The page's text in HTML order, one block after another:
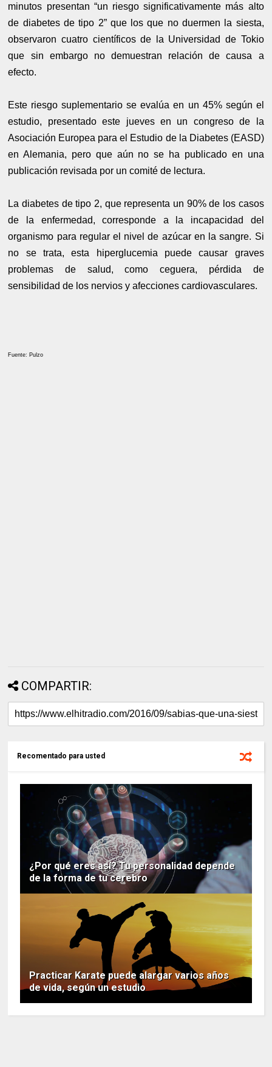
minutos presentan “un riesgo significativamente más alto
de diabetes de tipo 2” que los que no duermen la siesta,
observaron cuatro científicos de la Universidad de Tokio
que sin embargo no demuestran relación de causa a
efecto.
Este riesgo suplementario se evalúa en un 45% según el
estudio, presentado este jueves en un congreso de la
Asociación Europea para el Estudio de la Diabetes (EASD)
en Alemania, pero que aún no se ha publicado en una
publicación revisada por un comité de lectura.
La diabetes de tipo 2, que representa un 90% de los casos
de la enfermedad, corresponde a la incapacidad del
organismo para regular el nivel de azúcar en la sangre. Si
no se trata, esta hiperglucemia puede causar graves
problemas de salud, como ceguera, pérdida de
sensibilidad de los nervios y afecciones cardiovasculares.
Fuente: Pulzo
COMPARTIR:
Recomentado para usted
¿Por qué eres así? Tu personalidad depende
de la forma de tu cerebro
Practicar Karate puede alargar varios años
de vida, según un estudio